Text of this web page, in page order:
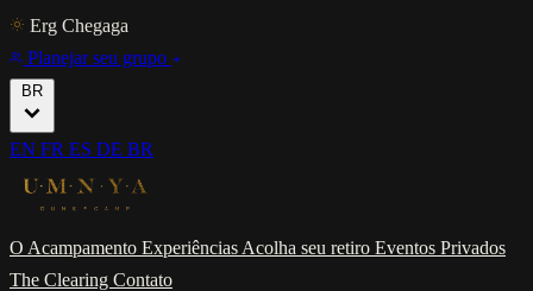
Erg Chegaga
Planejar seu grupo
BR
EN FR ES DE BR
O Acampamento Experiências Acolha seu retiro Eventos Privados
The Clearing Contato